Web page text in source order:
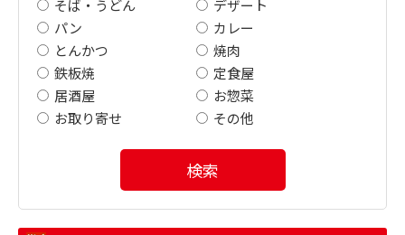
そば・うどん
デザート
パン
カレー
とんかつ
焼肉
鉄板焼
定食屋
居酒屋
お惣菜
お取り寄せ
その他
検索